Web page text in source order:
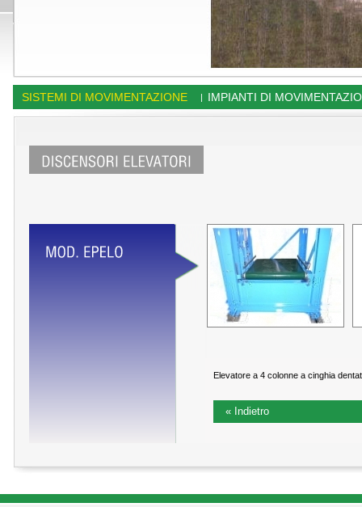
SISTEMI DI MOVIMENTAZIONE | IMPIANTI DI
Elevatore a 4 colonne a cinghia
« Indietro